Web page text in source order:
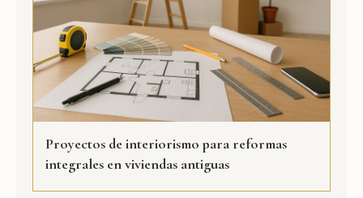
Proyectos de interiorismo para reformas
integrales en viviendas antiguas